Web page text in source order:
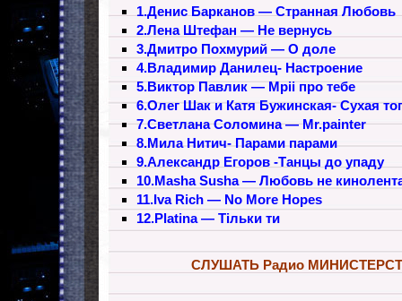
1.Денис Барканов — Странная Любовь
2.Лена Штефан — Не вернусь
3.Дмитро Похмурий — О доле
4.Владимир Данилец- Настроение
5.Виктор Павлик — Мрii про тебе
6.Олег Шак и Катя Бужинская- Сухая
7.Светлана Соломина — Mr.painter
8.Мила Нитич- Парами парами
9.Александр Егоров -Танцы до упаду
10.Masha Susha — Любовь не
11.Iva Rich — No More Hopes
12.Platina — Tiльки ти
СЛУШАТЬ Радио